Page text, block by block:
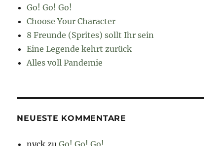
Go! Go! Go!
Choose Your Character
8 Freunde (Sprites) sollt Ihr sein
Eine Legende kehrt zurück
Alles voll Pandemie
NEUESTE KOMMENTARE
nyck zuGo! Go! Go!